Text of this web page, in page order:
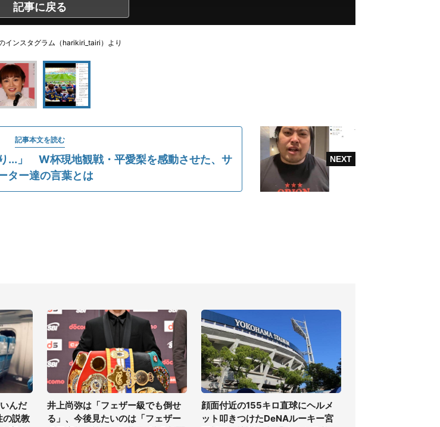
記事に戻る
インスタグラム（harikiri_tairi）より
記事本文を読む
...」 W杯現地観戦・平愛梨を感動させた、サ
ター達の言葉とは
んだ
の説教
井上尚弥は「フェザー級でも倒せ
る」、今後見たいのは「フェザー
顔面付近の155キロ直球にヘルメ
ット叩きつけたDeNAルーキー宮